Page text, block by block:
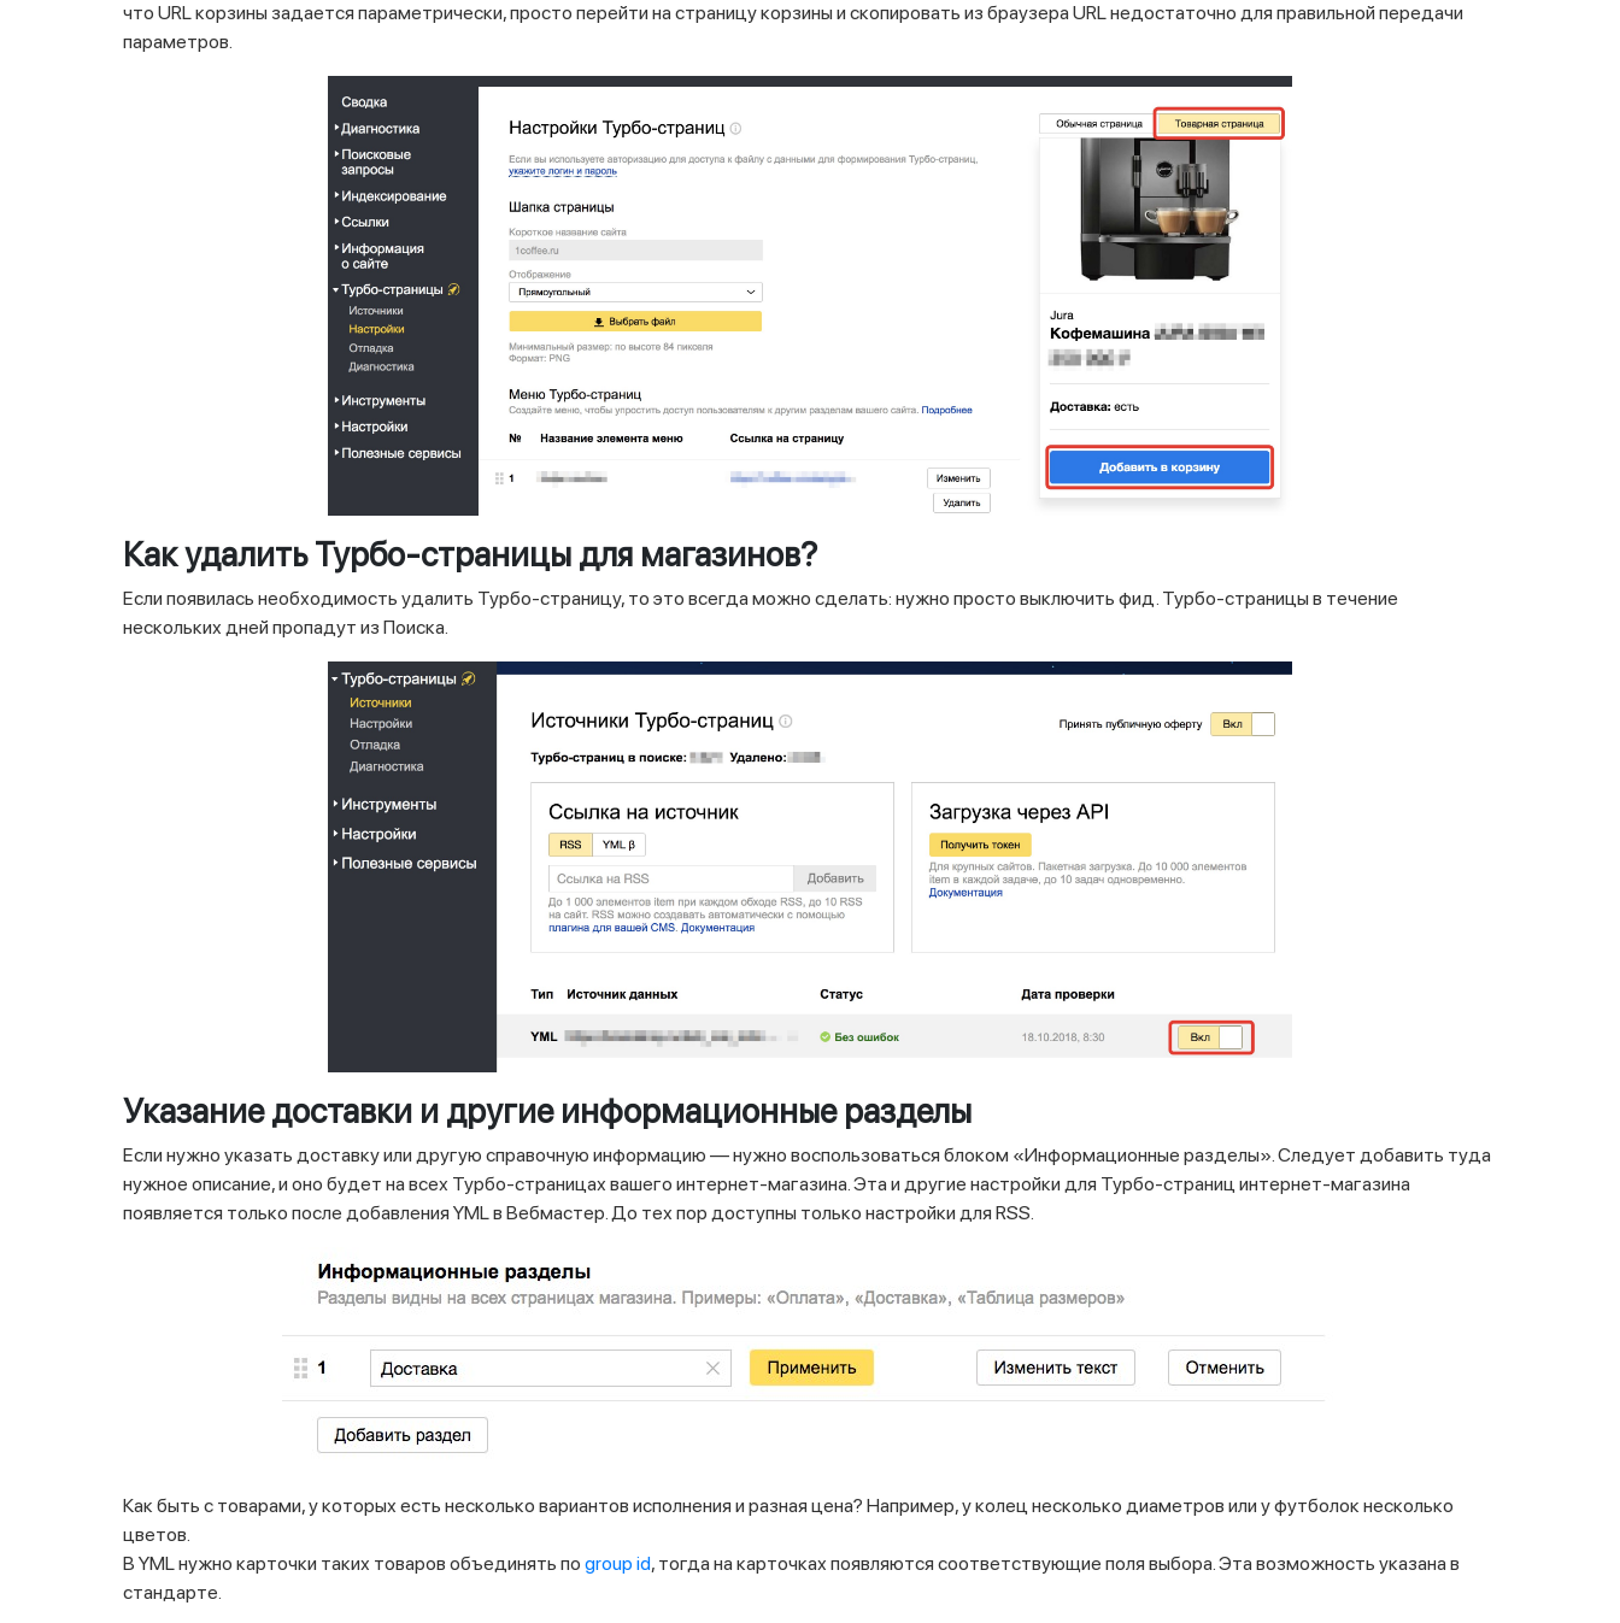
что URL корзины задается параметрически, просто перейти на страницу корзины и скопировать из браузера URL недостаточно для правильной передачи
параметров.
Как удалить Турбо-страницы для магазинов?
Если появилась необходимость удалить Турбо-страницу, то это всегда можно сделать: нужно просто выключить фид. Турбо-страницы в течение
нескольких дней пропадут из Поиска.
Указание доставки и другие информационные разделы
Если нужно указать доставку или другую справочную информацию — нужно воспользоваться блоком «Информационные разделы». Следует добавить туда
нужное описание, и оно будет на всех Турбо-страницах вашего интернет-магазина. Эта и другие настройки для Турбо-страниц интернет-магазина
появляется только после добавления YML в Вебмастер. До тех пор доступны только настройки для RSS.
Как быть с товарами, у которых есть несколько вариантов исполнения и разная цена? Например, у колец несколько диаметров или у футболок несколько
цветов.
В YML нужно карточки таких товаров объединять по group id, тогда на карточках появляются соответствующие поля выбора. Эта возможность указана в
стандарте.